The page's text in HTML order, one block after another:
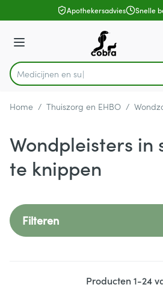
Ga naar de inhoudApothekersadvies Snelle
Menu
Product, merk, categorie...
Home / Thuiszorg en EHBO /
Wondpleisters in
te knippen
Filteren
Producten1-24